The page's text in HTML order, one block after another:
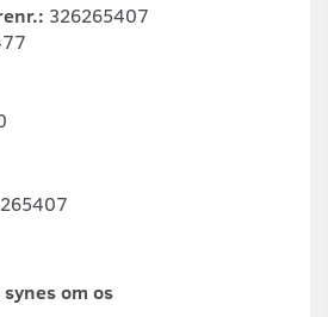
326265407
om os